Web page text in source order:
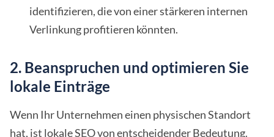
identifizieren, die von einer stärkeren internen
Verlinkung profitieren könnten.
2. Beanspruchen und optimieren Sie
lokale Einträge
Wenn Ihr Unternehmen einen physischen Standort
hat, ist lokale SEO von entscheidender Bedeutung.